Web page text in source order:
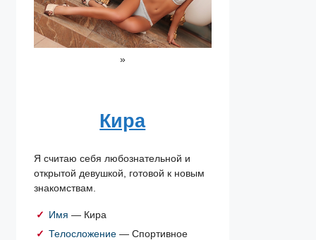
»
Кира
Я считаю себя любознательной и
открытой девушкой, готовой к новым
знакомствам.
Имя — Кира
Телосложение — Спортивное